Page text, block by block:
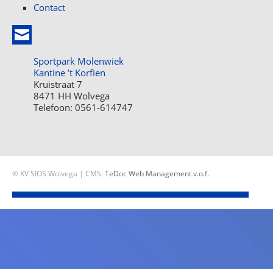
Contact
Sportpark Molenwiek
Kantine ’t Korfien
Kruistraat 7
8471 HH Wolvega
Telefoon: 0561-614747
© KV SIOS Wolvega | CMS: TeDoc Web Management v.o.f.